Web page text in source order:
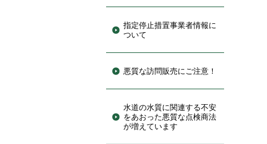
指定停止措置事業者情報に
ついて
悪質な訪問販売にご注意！
水道の水質に関連する不安
をあおった悪質な点検商法
が増えています